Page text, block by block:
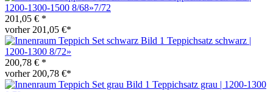
1200-1300-1500 8/68»7/72
201,05 € *
vorher 201,05 €*
Teppichsatz schwarz |
1200-1300 8/72»
200,78 € *
vorher 200,78 €*
Teppichsatz grau | 1200-1300